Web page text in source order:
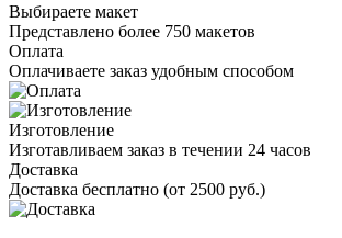
Выбираете макет
Представлено более 750 макетов
Оплата
Оплачиваете заказ удобным способом
Изготовление
Изготавливаем заказ в течении 24 часов
Доставка
Доставка бесплатно (от 2500 руб.)